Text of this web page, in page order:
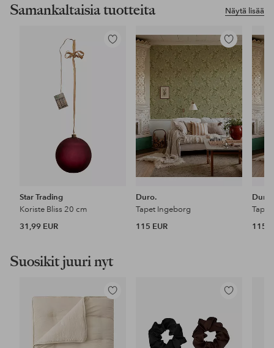
Näytä lisää
Samankaltaisia tuotteita
Lisää
suosikkeihin
Star Trading
Koriste Bliss 20 cm
31,99 EUR
Lisää
suosikkeihin
Duro.
Tapet Ingeborg
115 EUR
Duro.
115
Suosikit juuri nyt
Lisää
Lisää